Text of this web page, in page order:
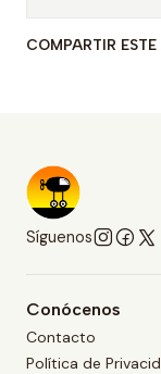
COMPARTIR
Síguenos
Conócenos
Contacto
Política de